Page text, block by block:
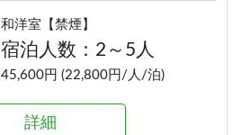
和洋室【禁煙】
宿泊人数：2～5人
45,600円 (22,800円/人/泊)
詳細